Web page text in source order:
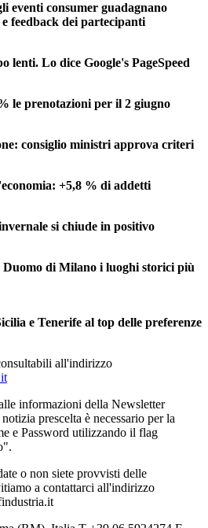
eventi consumer guadagnano
feedback dei partecipanti
lenti. Lo dice Google's PageSpeed
le prenotazioni per il 2 giugno
consiglio ministri approva criteri
+5,8 % di addetti
si chiude in positivo
di Milano i luoghi storici più
e Tenerife al top delle preferenze
all'indirizzo
informazioni della Newsletter
prescelta è necessario per la
e Password utilizzando il flag
o non siete provvisti delle
a contattarci all'indirizzo